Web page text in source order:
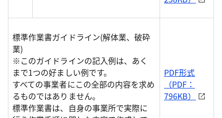
標準作業書ガイドライン(解体業、破砕
業)
※このガイドラインの記入例は、あく
まで1つの好ましい例です。
すべての事業者にこの全部の内容を求め
るものではありません。
標準作業書は、自身の事業所で実際に
PDF形式
（PDF：
796KB）